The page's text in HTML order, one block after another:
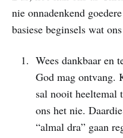
nie onnadenkend
basiese beginsels wat
Wees dankbaar en
God mag ontvang.
sal nooit heeltemal
ons het nie.
“almal dra” gaan